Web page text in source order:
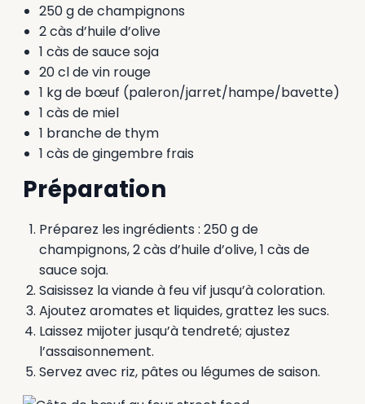
250 g de champignons
2 càs d’huile d’olive
1 càs de sauce soja
20 cl de vin rouge
1 kg de bœuf (paleron/jarret/hampe/bavette)
1 càs de miel
1 branche de thym
1 càs de gingembre frais
Préparation
Préparez les ingrédients : 250 g de
champignons, 2 càs d’huile d’olive, 1 càs de
sauce soja.
Saisissez la viande à feu vif jusqu’à coloration.
Ajoutez aromates et liquides, grattez les sucs.
Laissez mijoter jusqu’à tendreté; ajustez
l’assaisonnement.
Servez avec riz, pâtes ou légumes de saison.